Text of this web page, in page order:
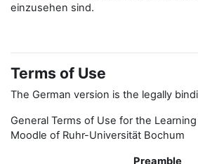
einzusehen sind.
Terms of Use
The German version is the legally
General Terms of Use for the
Moodle of Ruhr-Universität Bochum
Preamble